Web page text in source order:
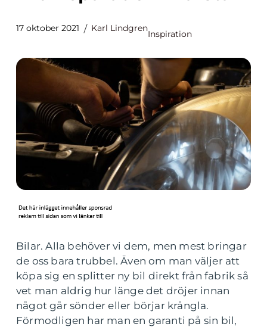
17 oktober 2021 Karl Lindgren
Inspiration
Bilar. Alla behöver vi dem, men mest bringar
de oss bara trubbel. Även om man väljer att
köpa sig en splitter ny bil direkt från fabrik så
vet man aldrig hur länge det dröjer innan
något går sönder eller börjar krångla.
Förmodligen har man en garanti på sin bil,